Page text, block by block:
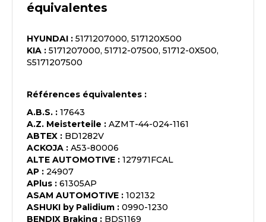
équivalentes
HYUNDAI : 5171207000, 517120X500
KIA : 5171207000, 51712-07500, 51712-0X500,
S5171207500
Références équivalentes :
A.B.S. : 17643
A.Z. Meisterteile : AZMT-44-024-1161
ABTEX : BD1282V
ACKOJA : A53-80006
ALTE AUTOMOTIVE : 127971FCAL
AP : 24907
APlus : 61305AP
ASAM AUTOMOTIVE : 102132
ASHUKI by Palidium : 0990-1230
BENDIX Braking : BDS1169